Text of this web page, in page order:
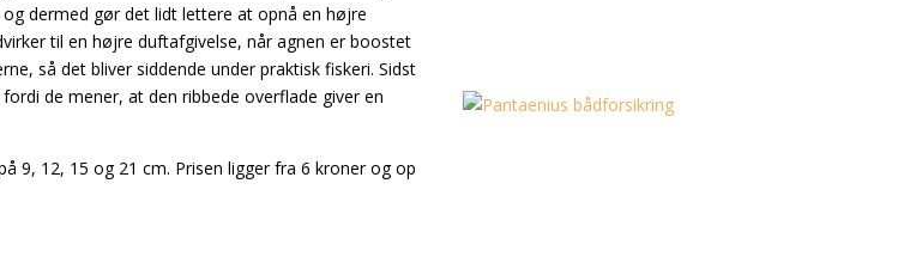
dermed gør det lidt lettere at opnå en højre
til en højre duftafgivelse, når agnen er boostet
så det bliver siddende under praktisk fiskeri. Sidst
de mener, at den ribbede overflade giver en
9, 12, 15 og 21 cm. Prisen ligger fra 6 kroner og op